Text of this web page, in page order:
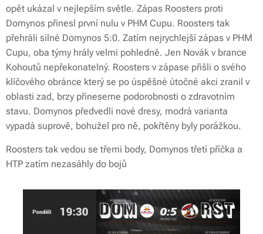
opět ukázal v nejlepším světle. Zápas Roosters proti
Domynos přinesl první nulu v PHM Cupu. Roosters tak
přehráli silné Domynos 5:0. Zatím nejrychlejší zápas v PHM
Cupu, oba týmy hrály velmi pohledně. Jen Novák v brance
Kohoutů nepřekonatelný. Roosters v zápase přišli o svého
klíčového obránce který se po úspěšné útočné akci zranil v
oblasti zad, brzy přineseme podorobnosti o zdravotním
stavu. Domynos předvedli nové dresy, modrá varianta
vypadá suprově, bohužel pro ně, pokřtěny byly porážkou.
Roosters tak vedou se třemi body, Domynos třetí příčka a
HTP zatím nezasáhly do bojů